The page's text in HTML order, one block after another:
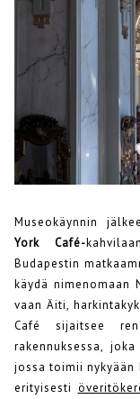
Museokäynnin
York Café-
Budapestin
käydä nimenomaan
vaan Äiti,
Café sijaitsee
rakennuksessa,
jossa toimii nykyään
erityisesti